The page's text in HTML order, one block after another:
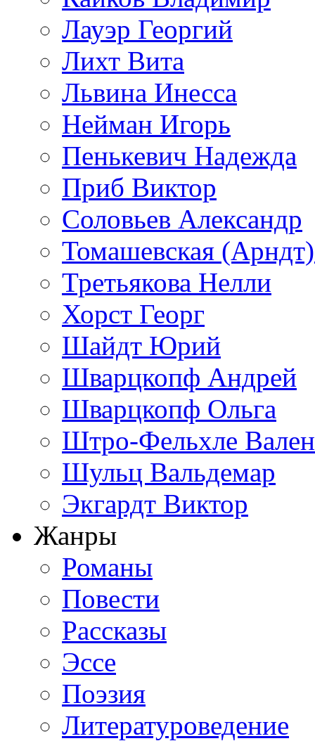
Лауэр Георгий
Лихт Вита
Львина Инесса
Нейман Игорь
Пенькевич Надежда
Приб Виктор
Соловьев Александр
Томашевская
Третьякова Нелли
Хорст Георг
Шайдт Юрий
Шварцкопф Андрей
Шварцкопф Ольга
Штро-Фельхле
Шульц Вальдемар
Экгардт Виктор
Жанры
Романы
Повести
Рассказы
Эссе
Поэзия
Литературоведение